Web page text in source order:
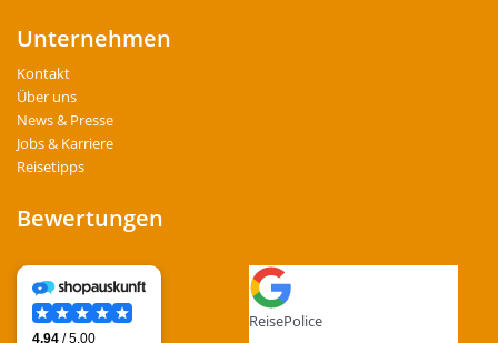
Unternehmen
Kontakt
Über uns
News & Presse
Jobs & Karriere
Reisetipps
Bewertungen
ReisePolice